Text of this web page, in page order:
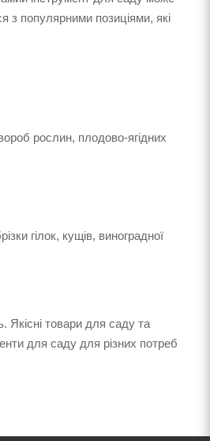
з популярними позиціями, які
рослин, плодово-ягідних
гілок, кущів, виноградної
Якісні товари для саду та
для саду для різних потреб